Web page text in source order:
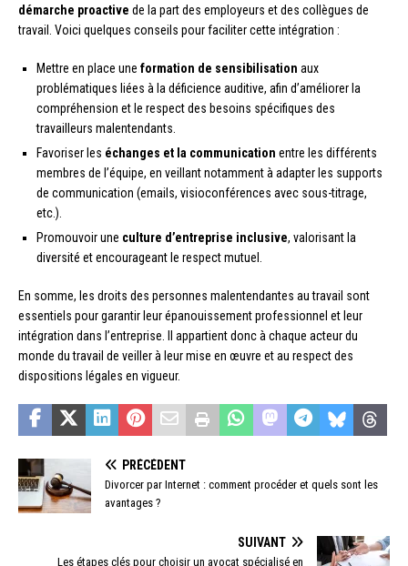
démarche proactive de la part des employeurs et des collègues de
travail. Voici quelques conseils pour faciliter cette intégration :
Mettre en place une formation de sensibilisation aux
problématiques liées à la déficience auditive, afin d’améliorer la
compréhension et le respect des besoins spécifiques des
travailleurs malentendants.
Favoriser les échanges et la communication entre les différents
membres de l’équipe, en veillant notamment à adapter les supports
de communication (emails, visioconférences avec sous-titrage,
etc.).
Promouvoir une culture d’entreprise inclusive, valorisant la
diversité et encourageant le respect mutuel.
En somme, les droits des personnes malentendantes au travail sont
essentiels pour garantir leur épanouissement professionnel et leur
intégration dans l’entreprise. Il appartient donc à chaque acteur du
monde du travail de veiller à leur mise en œuvre et au respect des
dispositions légales en vigueur.
PRÉCÉDENT
Divorcer par Internet : comment procéder et quels sont les
avantages ?
SUIVANT
Les étapes clés pour choisir un avocat spécialisé en